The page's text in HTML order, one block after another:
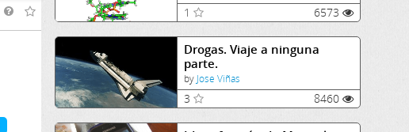
1 6573
Drogas. Viaje a ninguna
parte.
by Jose Viñas
3 8460